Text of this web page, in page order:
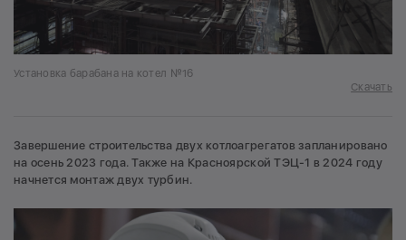
Установка барабана на котел №16
Скачать
Завершение строительства двух котлоагрегатов запланировано
на осень 2023 года. Также на Красноярской ТЭЦ-1 в 2024 году
начнется монтаж двух турбин.